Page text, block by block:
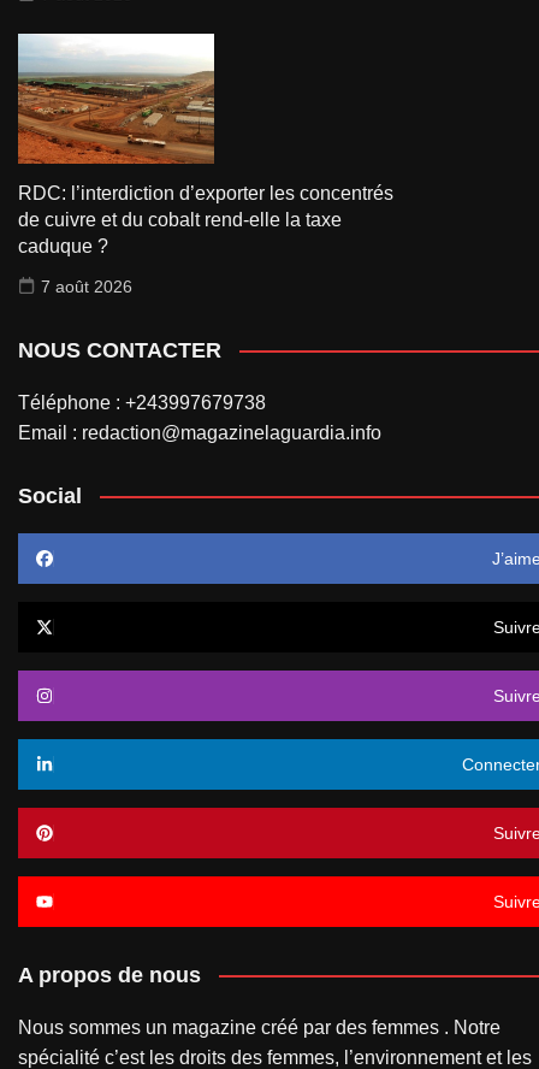
RDC: l’interdiction d’exporter les concentrés
de cuivre et du cobalt rend-elle la taxe
caduque ?
7 août 2026
NOUS CONTACTER
Téléphone : +243997679738
Email : redaction@magazinelaguardia.info
Social
A propos de nous
Nous sommes un magazine créé par des femmes . Notre
spécialité c’est les droits des femmes, l’environnement et les